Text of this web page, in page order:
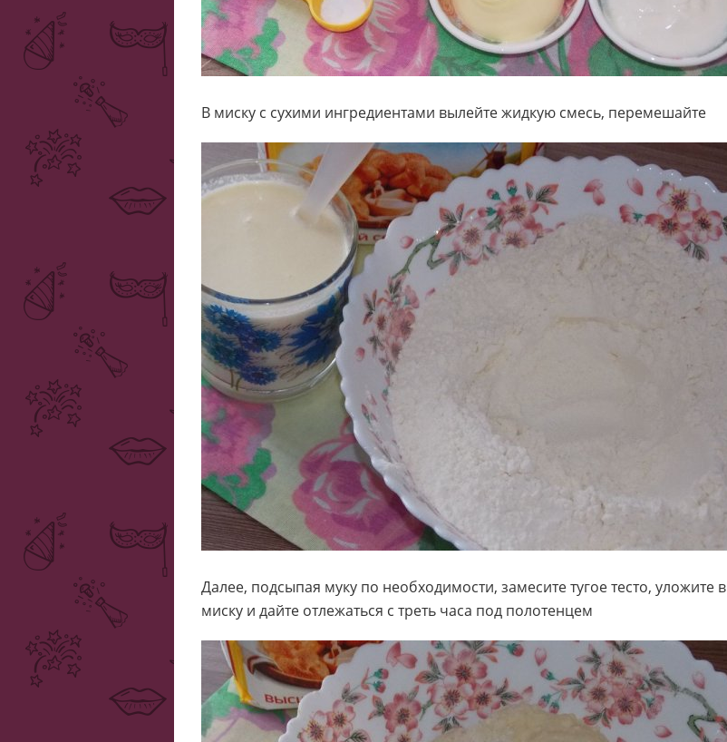
В миску с сухими ингредиентами вылейте жидкую смесь, перемешайте
Далее, подсыпая муку по необходимости, замесите тугое тесто, уложите в
миску и дайте отлежаться с треть часа под полотенцем